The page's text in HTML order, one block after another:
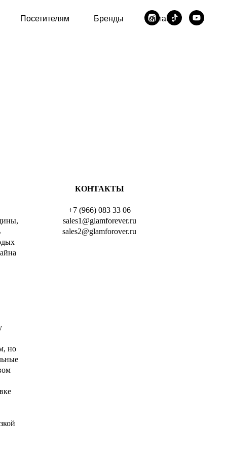
Посетителям Бренды Контакты
но
КОНТАКТЫ
+7 (966) 083 33 06
sales1@glamforever.ru
sales2@glamforover.ru